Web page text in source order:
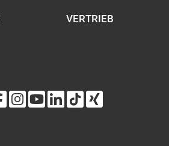
VERTRIEB